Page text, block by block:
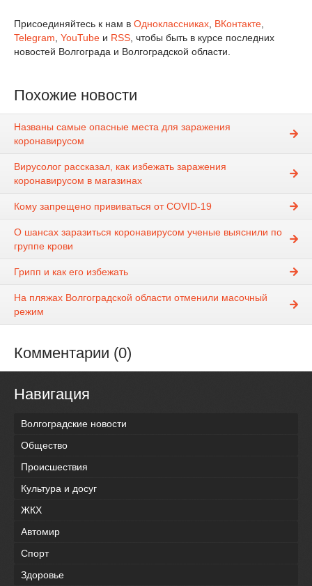
Присоединяйтесь к нам в Одноклассниках ВКонтакте
Telegram YouTube и RSS , чтобы быть в курсе последних
новостей Волгограда и Волгоградской области.
Похожие новости
Названы самые опасные места для заражения
коронавирусом
Вирусолог рассказал, как избежать заражения
коронавирусом в магазинах
Кому запрещено прививаться от COVID-19
О шансах заразиться коронавирусом ученые выяснили по
группе крови
Грипп и как его избежать
На пляжах Волгоградской области отменили масочный
режим
Комментарии (0)
Навигация
Волгоградские новости
Общество
Происшествия
Культура и досуг
ЖКХ
Автомир
Спорт
Здоровье